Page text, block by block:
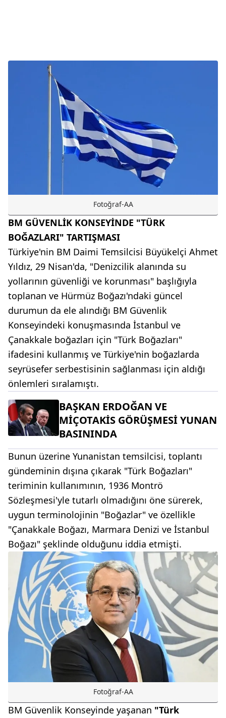
Fotoğraf-AA
BM GÜVENLİK KONSEYİNDE "TÜRK
BOĞAZLARI" TARTIŞMASI
Türkiye'nin BM Daimi Temsilcisi Büyükelçi Ahmet
Yıldız, 29 Nisan'da, "Denizcilik alanında su
yollarının güvenliği ve korunması" başlığıyla
toplanan ve Hürmüz Boğazı'ndaki güncel
durumun da ele alındığı BM Güvenlik
Konseyindeki konuşmasında İstanbul ve
Çanakkale boğazları için "Türk Boğazları"
ifadesini kullanmış ve Türkiye'nin boğazlarda
seyrüsefer serbestisinin sağlanması için aldığı
önlemleri sıralamıştı.
BAŞKAN ERDOĞAN VE
MİÇOTAKİS GÖRÜŞMESİ YUNAN
BASININDA
Bunun üzerine Yunanistan temsilcisi, toplantı
gündeminin dışına çıkarak "Türk Boğazları"
teriminin kullanımının, 1936 Montrö
Sözleşmesi'yle tutarlı olmadığını öne sürerek,
uygun terminolojinin "Boğazlar" ve özellikle
"Çanakkale Boğazı, Marmara Denizi ve İstanbul
Boğazı" şeklinde olduğunu iddia etmişti.
Fotoğraf-AA
BM Güvenlik Konseyinde yaşanan "Türk